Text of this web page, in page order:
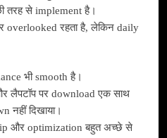
तरह से implement है।
overlooked रहता है, लेकिन daily
भी smooth है।
लैपटॉप पर download एक साथ
नहीं दिखाया।
और optimization बहुत अच्छे से